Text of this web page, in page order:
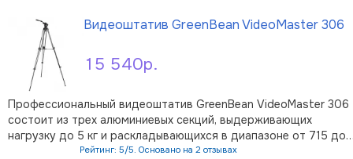
15 540р.
Видеоштатив GreenBean VideoMaster 306
Профессиональный видеоштатив GreenBean VideoMaster 306
состоит из трех алюминиевых секций, выдерживающих
нагрузку до 5 кг и раскладывающихся в диапазоне от 715 до
1605 мм. Штатив обеспечивает максимальную безопасность
Рейтинг: 5/5. Основано на 2 отзывах